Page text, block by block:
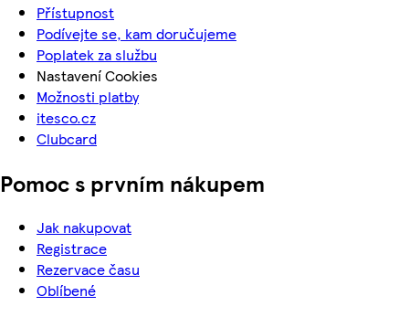
Přístupnost
Podívejte se, kam doručujeme
Poplatek za službu
Nastavení Cookies
Možnosti platby
itesco.cz
Clubcard
Pomoc s prvním nákupem
Jak nakupovat
Registrace
Rezervace času
Oblíbené